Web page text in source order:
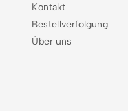
Kontakt
Bestellverfolgung
Über uns